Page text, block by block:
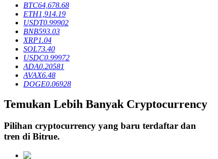
Pinjaman
Layanan pinjaman yang didukung Crypto
BTC64,678.68
ETH1,914.19
USDT0.99902
BNB593.03
XRP1.04
SOL73.40
USDC0.99972
ADA0.20581
AVAX6.48
DOGE0.06928
Temukan Lebih Banyak Cryptocurrency
Pilihan cryptocurrency yang baru terdaftar dan
tren di Bitrue.